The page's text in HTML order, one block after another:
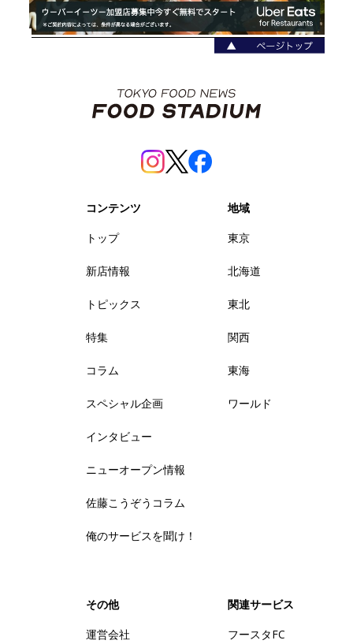
コンテンツ
トップ
新店情報
トピックス
特集
コラム
スペシャル企画
インタビュー
ニューオープン情報
佐藤こうぞうコラム
俺のサービスを聞け！
地域
東京
北海道
東北
関西
東海
ワールド
その他
運営会社
関連サービス
フースタFC